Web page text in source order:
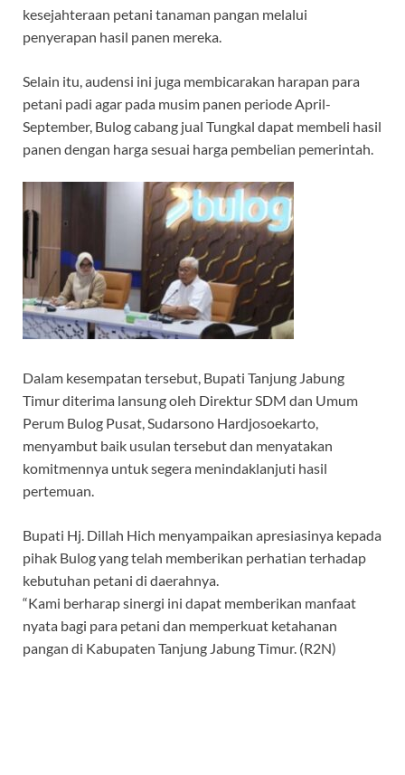
kesejahteraan petani tanaman pangan melalui
penyerapan hasil panen mereka.
Selain itu, audensi ini juga membicarakan harapan para
petani padi agar pada musim panen periode April-
September, Bulog cabang jual Tungkal dapat membeli hasil
panen dengan harga sesuai harga pembelian pemerintah.
Dalam kesempatan tersebut, Bupati Tanjung Jabung
Timur diterima lansung oleh Direktur SDM dan Umum
Perum Bulog Pusat, Sudarsono Hardjosoekarto,
menyambut baik usulan tersebut dan menyatakan
komitmennya untuk segera menindaklanjuti hasil
pertemuan.
Bupati Hj. Dillah Hich menyampaikan apresiasinya kepada
pihak Bulog yang telah memberikan perhatian terhadap
kebutuhan petani di daerahnya.
“Kami berharap sinergi ini dapat memberikan manfaat
nyata bagi para petani dan memperkuat ketahanan
pangan di Kabupaten Tanjung Jabung Timur. (R2N)